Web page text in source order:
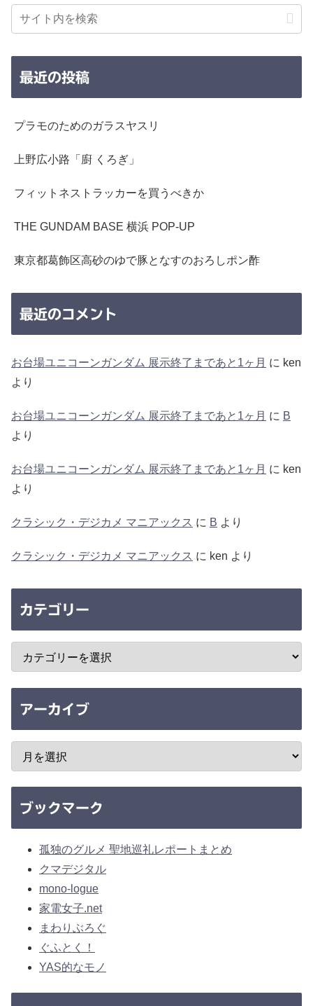
最近の投稿
プラモのためのガラスヤスリ
上野広小路「廚 くろぎ」
フィットネストラッカーを買うべきか
THE GUNDAM BASE 横浜 POP-UP
東京都葛飾区高砂のゆで豚となすのおろしポン酢
最近のコメント
お台場ユニコーンガンダム 展示終了まであと1ヶ月 に ken
より
お台場ユニコーンガンダム 展示終了まであと1ヶ月 に B
より
お台場ユニコーンガンダム 展示終了まであと1ヶ月 に ken
より
クラシック・デジカメ マニアックス に B より
クラシック・デジカメ マニアックス に ken より
カテゴリー
アーカイブ
ブックマーク
孤独のグルメ 聖地巡礼レポートまとめ
クマデジタル
mono-logue
家電女子.net
まわりぶろぐ
ぐふとく！
YAS的なモノ